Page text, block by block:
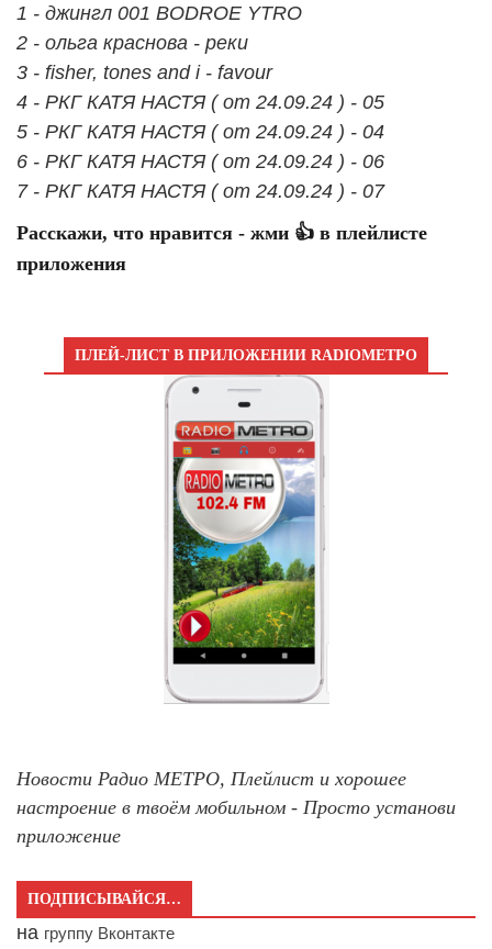
1 - джингл 001 BODROE YTRO
2 - ольга краснова - реки
3 - fisher, tones and i - favour
4 - РКГ КАТЯ НАСТЯ ( от 24.09.24 ) - 05
5 - РКГ КАТЯ НАСТЯ ( от 24.09.24 ) - 04
6 - РКГ КАТЯ НАСТЯ ( от 24.09.24 ) - 06
7 - РКГ КАТЯ НАСТЯ ( от 24.09.24 ) - 07
Расскажи, что нравится - жми 👍 в плейлисте
приложения
ПЛЕЙ-ЛИСТ В ПРИЛОЖЕНИИ RADIOМЕТРО
Новости Радио МЕТРО, Плейлист и хорошее
настроение в твоём мобильном - Просто установи
приложение
ПОДПИСЫВАЙСЯ…
на группу Вконтакте